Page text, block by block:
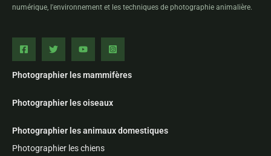
numérique, l'environnement et les techniques de photographie animalière.
Photographier les mammifères
Photographier les oiseaux
Photographier les animaux domestiques
Photographier les chiens